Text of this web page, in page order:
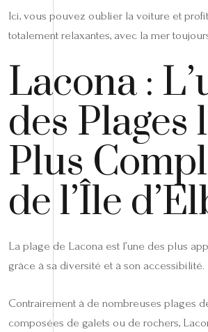
Ici, vous pouvez oublier la voiture et
totalement relaxantes, avec la mer
Lacona :
des Plages
Plus
de l’Île
La plage de Lacona est l’une des plus
grâce à sa diversité et à son accessibilité.
Contrairement à de nombreuses plages
composées de galets ou de rochers,